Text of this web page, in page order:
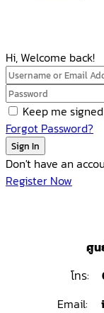
Hi, Welcome back!
Keep me
Forgot Password?
Sign In
Don't have an
Register Now
ศูน
โทร:
Email: